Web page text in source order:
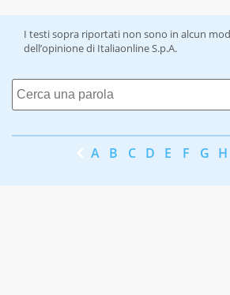
I testi sopra riportati non sono in alcun
dell’opinione di Italiaonline S.p.A.
A B C D E F G H